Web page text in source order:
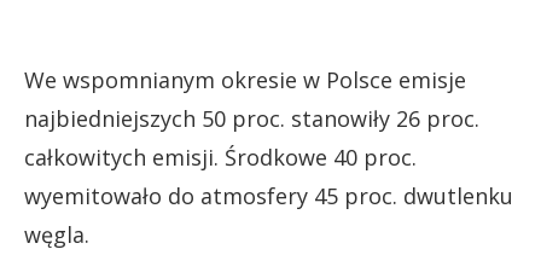
We wspomnianym okresie w Polsce emisje
najbiedniejszych 50 proc. stanowiły 26 proc.
całkowitych emisji. Środkowe 40 proc.
wyemitowało do atmosfery 45 proc. dwutlenku
węgla.